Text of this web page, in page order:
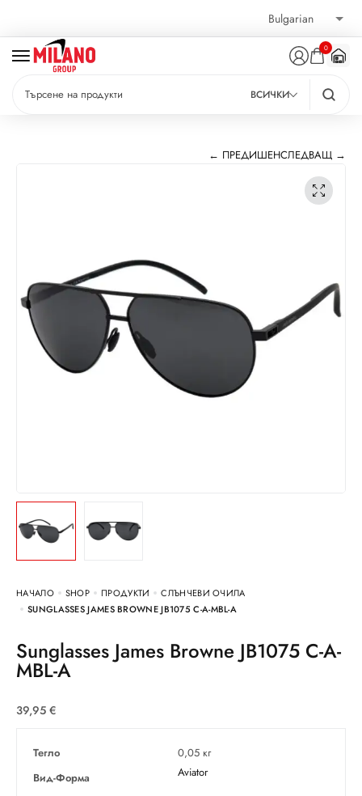
0
ВСИЧКИ
← ПРЕДИШЕНСЛЕДВАЩ →
НАЧАЛО SHOP ПРОДУКТИ
СЛЪНЧЕВИ ОЧИЛА
SUNGLASSES JAMES BROWNE JB1075 C-A-MBL-A
Sunglasses James Browne JB1075 C-A-
MBL-A
39,95 €
Тегло
0,05 кг
Вид-Форма
Aviator